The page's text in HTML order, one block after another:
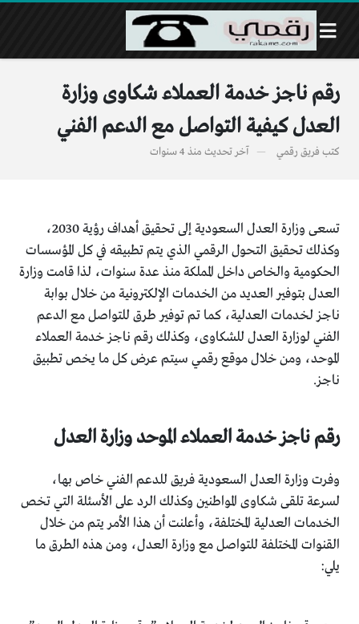
رقم ناجز خدمة العملاء شكاوى وزارة
العدل كيفية التواصل مع الدعم الفني
كتب فريق رقمي آخر تحديث منذ 4 سنوات
تسعى وزارة العدل السعودية إلى تحقيق أهداف رؤية 2030،
وكذلك تحقيق التحول الرقمي الذي يتم تطبيقه في كل المؤسسات
الحكومية والخاص داخل المملكة منذ عدة سنوات، لذا قامت وزارة
العدل بتوفير العديد من الخدمات الإلكترونية من خلال بوابة
ناجز لخدمات العدلية، كما تم توفير طرق للتواصل مع الدعم
الفني لوزارة العدل للشكاوى، وكذلك رقم ناجز خدمة العملاء
الموحد، ومن خلال موقع رقمي سيتم عرض كل ما يخص تطبيق
ناجز.
رقم ناجز خدمة العملاء الموحد وزارة العدل
وفرت وزارة العدل السعودية فريق للدعم الفني خاص بها،
لسرعة تلقى شكاوى المواطنين وكذلك الرد على الأسئلة التي تخص
الخدمات العدلية المختلفة، وأعلنت أن هذا الأمر يتم من خلال
القنوات المختلفة للتواصل مع وزارة العدل، ومن هذه الطرق ما
يلي: